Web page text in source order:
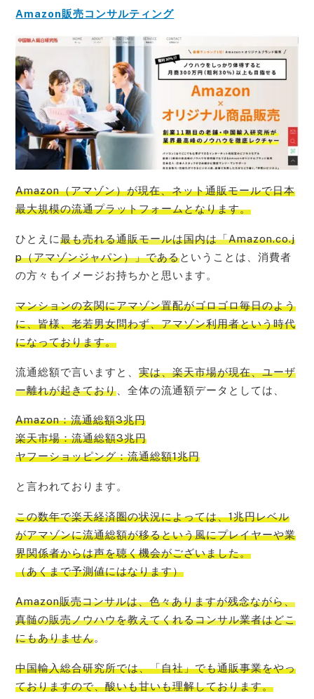
Amazon販売コンサルティング
Amazon（アマゾン）が現在、ネット通販モールで日本
最大規模の流通プラットフォームとなります。
ひとえに最も売れる通販モールは国内は「Amazon.co.j
p（アマゾンジャパン）」であるということは、消費者
の方々もイメージお持ちかと思います。
マンションの玄関にアマゾン置配がゴロゴロ毎日のよう
に、皆様、老若男女問わず、アマゾン利用者という時代
になっております。
流通総額で言いますと、実は、楽天市場が現在、ユーザ
ー離れが起きており 、全体の流通額データとしては、
Amazon：流通総額3兆円
楽天市場：流通総額3兆円
ヤフーショッピング：流通総額1兆円
と言われております。
この数年で楽天経済圏の状況によっては、1兆円レベル
がアマゾンに流通総額が移るという風にプレイヤーや業
界関係者からは声を聴く機会がございました。
（あくまで予測値にはなります）
Amazon販売コンサルは、色々ありますが残念ながら、
真髄の販売ノウハウを教えてくれるコンサル業者はどこ
にもありません。
中国輸入総合研究所では、「自社」でも通販事業をやっ
ておりますので、酸いも甘いも理解しております。